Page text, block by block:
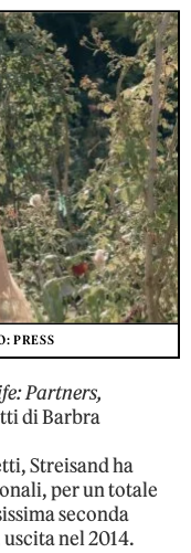
PRESS
Partners,
di Barbra
Streisand ha
per un totale
seconda
uscita nel 2014.